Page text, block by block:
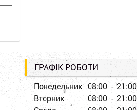
ГРАФІК РОБОТИ
Понедельник 08:00 - 21:00
Вторник
08:00 - 21:00